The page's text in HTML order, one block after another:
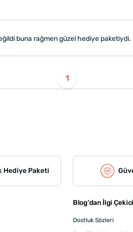
buna rağmen güzel hediye paketiydi.
1
Hediye Paketi
Blog'dan İlgi Çekici
Dostluk Sözleri